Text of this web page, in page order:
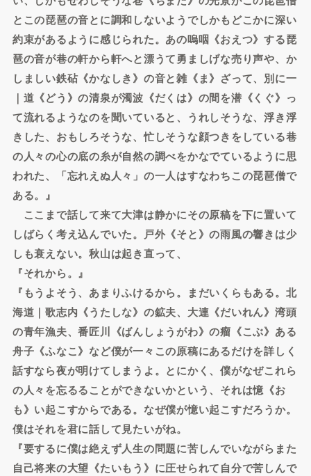
とこの琵琶の音とに調和しないようでしかもどこかに深い
約束があるように感じられた。あの嗚咽《おえつ》する琵
琶の音が巷の軒から軒へと漂うて勇ましげな売り声や、か
しましい鉄砧《かなしき》の音と雑《ま》ざって、別に一
｜道《どう》の清泉が濁波《だくは》の間を潜《くぐ》っ
て流れるようなのを聞いていると、うれしそうな、浮き浮
きした、おもしろそうな、忙しそうな顔つきをしている巷
の人々の心の底の糸が自然の調べをかなでているように思
われた、「忘れえぬ人々」の一人はすなわちこの琵琶僧で
ある。』
ここまで話して来て大津は静かにその原稿を下に置いて
しばらく考え込んでいた。戸外《そと》の雨風の響きは少
しも衰えない。秋山は起き直って、
『それから。』
『もうよそう、あまりふけるから。まだいくらもある。北
海道｜歌志内《うたしな》の鉱夫、大連《だいれん》湾頭
の青年漁夫、番匠川《ばんしょうがわ》の瘤《こぶ》ある
舟子《ふなこ》など僕が一々この原稿にあるだけを詳しく
話すなら夜が明けてしまうよ。とにかく、僕がなぜこれら
の人々を忘るることができないかという、それは憶《お
も》い起こすからである。なぜ僕が憶い起こすだろうか。
僕はそれを君に話して見たいがね。
『要するに僕は絶えず人生の問題に苦しんでいながらまた
自己将来の大望《たいもう》に圧せられて自分で苦しんで